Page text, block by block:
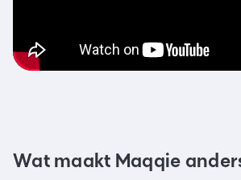
Wat maakt Maqqie